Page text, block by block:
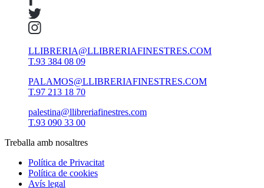
LLIBRERIA@LLIBRERIAFINESTRES.COM
T.93 384 08 09
PALAMOS@LLIBRERIAFINESTRES.COM
T.97 213 18 70
palestina@llibreriafinestres.com
T.93 090 33 00
Treballa amb nosaltres
Política de Privacitat
Política de cookies
Avís legal